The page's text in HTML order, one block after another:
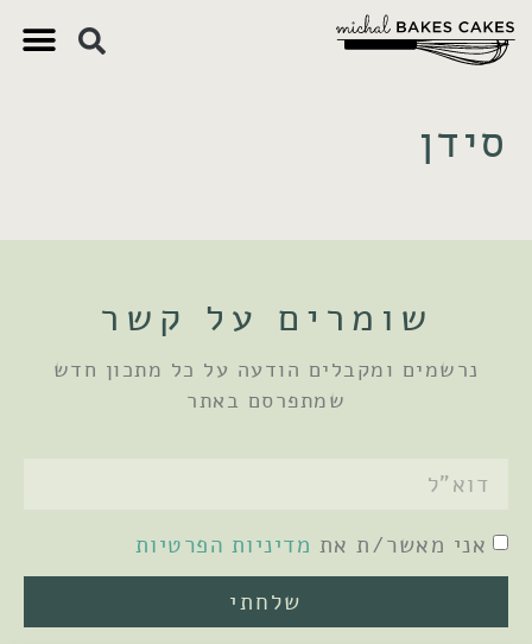
סידן
שומרים על קשר
נרשמים ומקבלים הודעה על כל מתכון חדש
שמתפרסם באתר
אני מאשר/ת את מדיניות הפרטיות
שלחתי